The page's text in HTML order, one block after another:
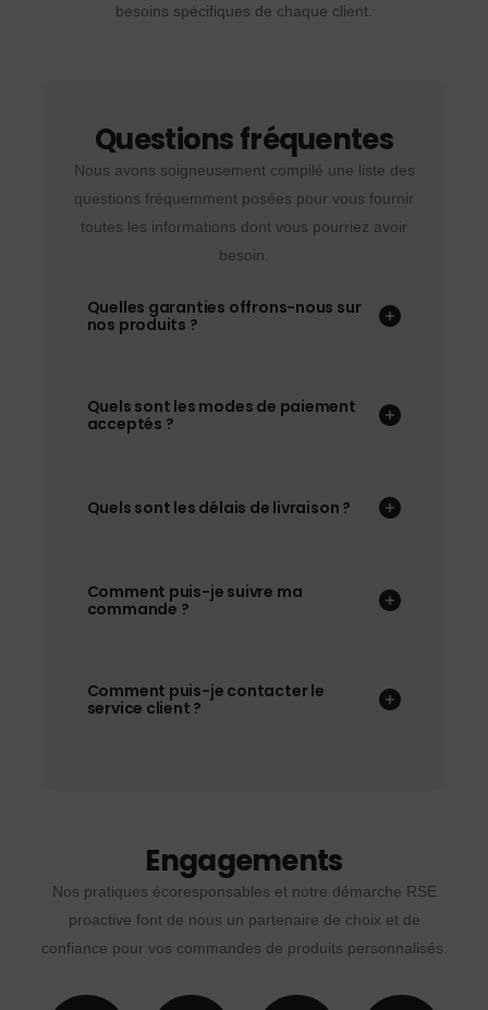
besoins spécifiques de chaque client.
Questions fréquentes
Nous avons soigneusement compilé une liste des
questions fréquemment posées pour vous fournir
toutes les informations dont vous pourriez avoir
besoin.
Quelles garanties offrons-nous sur
nos produits ?
Quels sont les modes de paiement
acceptés ?
Quels sont les délais de livraison ?
Comment puis-je suivre ma
commande ?
Comment puis-je contacter le
service client ?
Engagements
Nos pratiques écoresponsables et notre démarche RSE
proactive font de nous un partenaire de choix et de
confiance pour vos commandes de produits personnalisés.